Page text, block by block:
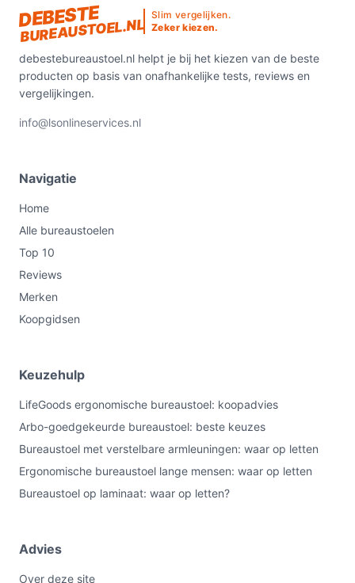
DEBESTE
BUREAUSTOEL.NL
Slim vergelijken.
Zeker kiezen.
debestebureaustoel.nl helpt je bij het kiezen van de beste
producten op basis van onafhankelijke tests, reviews en
vergelijkingen.
info@lsonlineservices.nl
Navigatie
Home
Alle bureaustoelen
Top 10
Reviews
Merken
Koopgidsen
Keuzehulp
LifeGoods ergonomische bureaustoel: koopadvies
Arbo-goedgekeurde bureaustoel: beste keuzes
Bureaustoel met verstelbare armleuningen: waar op letten
Ergonomische bureaustoel lange mensen: waar op letten
Bureaustoel op laminaat: waar op letten?
Advies
Over deze site